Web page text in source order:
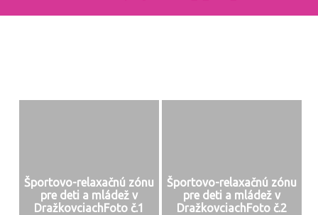
Športovo-relaxačnú zónu
pre deti a mládež v
DražkovciachFoto č.1
Športovo-relaxačnú zónu
pre deti a mládež v
DražkovciachFoto č.2